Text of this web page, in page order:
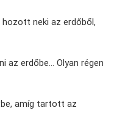
neki az erdőből,
az erdőbe… Olyan régen
amíg tartott az